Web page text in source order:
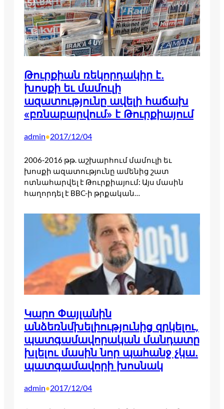
Թուրքիան ռեկորդակիր է.
խոսքի եւ մամուլի
ազատությունը ավելի հաճախ
«բռնաբարվում» է Թուրքիայում
admin•2017/12/04
2006-2016 թթ. աշխարհում մամուլի եւ
խոսքի ազատությունը ամենից շատ
ոտնահարվել է Թուրքիայում: Այս մասին
հաղորդել է BBC-ի թրքական…
Կարո Փայլանին
անձեռնմխելիությունից զրկելու,
պատգամավորական մանդատը
խլելու մասին նոր պահանջ չկա.
պատգամավորի խոսնակ
admin•2017/12/04